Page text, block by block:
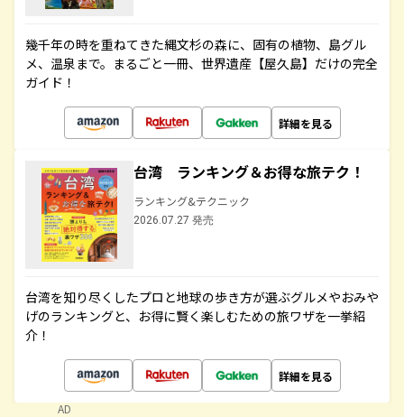
幾千年の時を重ねてきた縄文杉の森に、固有の植物、島グル
メ、温泉まで。まるごと一冊、世界遺産【屋久島】だけの完全
ガイド！
詳細を見る
台湾 ランキング＆お得な旅テク！
ランキング&テクニック
2026.07.27 発売
台湾を知り尽くしたプロと地球の歩き方が選ぶグルメやおみや
げのランキングと、お得に賢く楽しむための旅ワザを一挙紹
介！
詳細を見る
AD